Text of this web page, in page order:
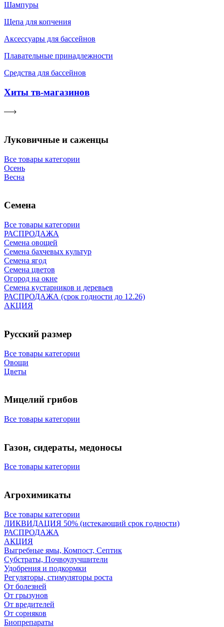
Шампуры
Щепа для копчения
Аксессуары для бассейнов
Плавательные принадлежности
Средства для бассейнов
Хиты тв-магазинов
Луковичные и саженцы
Все товары категории
Осень
Весна
Семена
Все товары категории
РАСПРОДАЖА
Семена овощей
Семена бахчевых культур
Семена ягод
Семена цветов
Огород на окне
Семена кустарников и деревьев
РАСПРОДАЖА (срок годности до 12.26)
АКЦИЯ
Русский размер
Все товары категории
Овощи
Цветы
Мицелий грибов
Все товары категории
Газон, сидераты, медоносы
Все товары категории
Агрохимикаты
Все товары категории
ЛИКВИДАЦИЯ 50% (истекающий срок годности)
РАСПРОДАЖА
АКЦИЯ
Выгребные ямы, Компост, Септик
Субстраты, Почвоулучшители
Удобрения и подкормки
Регуляторы, стимуляторы роста
От болезней
От грызунов
От вредителей
От сорняков
Биопрепараты